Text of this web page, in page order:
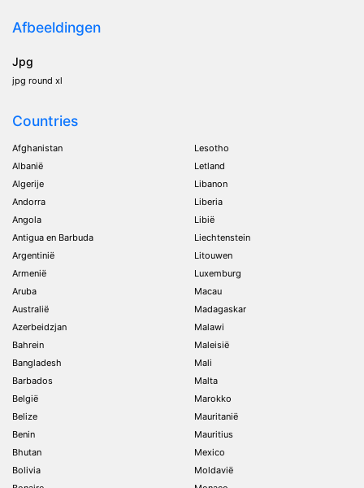
Afbeeldingen
Jpg
jpg round xl
Countries
Afghanistan
Albanië
Algerije
Andorra
Angola
Antigua en Barbuda
Argentinië
Armenië
Aruba
Australië
Azerbeidzjan
Bahrein
Bangladesh
Barbados
België
Belize
Benin
Bhutan
Bolivia
Lesotho
Letland
Libanon
Liberia
Libië
Liechtenstein
Litouwen
Luxemburg
Macau
Madagaskar
Malawi
Maleisië
Mali
Malta
Marokko
Mauritanië
Mauritius
Mexico
Moldavië